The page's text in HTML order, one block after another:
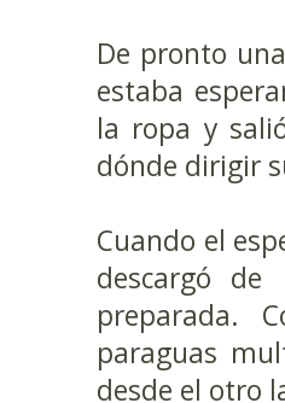
De pronto
estaba
la ropa y
dónde dirigir
Cuando el
descargó
preparada.
paraguas
desde el otro